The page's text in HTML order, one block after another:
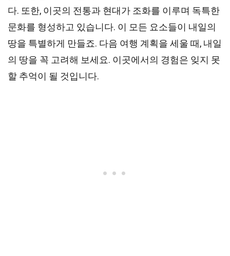
다. 또한, 이곳의 전통과 현대가 조화를 이루며 독특한
문화를 형성하고 있습니다. 이 모든 요소들이 내일의
땅을 특별하게 만들죠. 다음 여행 계획을 세울 때, 내일
의 땅을 꼭 고려해 보세요. 이곳에서의 경험은 잊지 못
할 추억이 될 것입니다.